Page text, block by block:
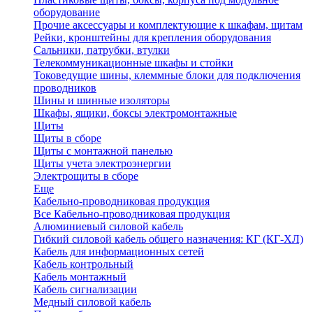
оборудование
Прочие аксессуары и комплектующие к шкафам, щитам
Рейки, кронштейны для крепления оборудования
Сальники, патрубки, втулки
Телекоммуникационные шкафы и стойки
Токоведущие шины, клеммные блоки для подключения
проводников
Шины и шинные изоляторы
Шкафы, ящики, боксы электромонтажные
Щиты
Щиты в сборе
Щиты с монтажной панелью
Щиты учета электроэнергии
Электрощиты в сборе
Еще
Кабельно-проводниковая продукция
Все Кабельно-проводниковая продукция
Алюминиевый силовой кабель
Гибкий силовой кабель общего назначения: КГ (КГ-ХЛ)
Кабель для информационных сетей
Кабель контрольный
Кабель монтажный
Кабель сигнализации
Медный силовой кабель